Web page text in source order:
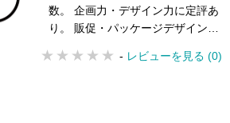
数。 企画力・デザイン力に定評あ
り。 販促・パッケージデザインも
- レビューを見る (0)